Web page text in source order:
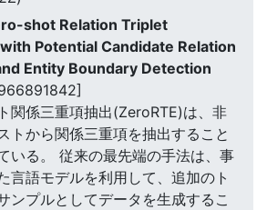
shot Relation Triplet
Potential Candidate Relation
Entity Boundary Detection
関係三重項抽出(ZeroRTE)は、非
トから関係三重項を抽出すること
いる。 従来の最先端の手法は、事
言語モデルを利用して、追加のト
ンプルとしてデータを生成するこ